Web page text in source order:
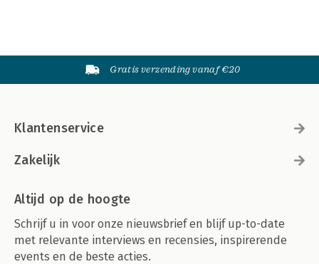
Gratis verzending vanaf €20
Klantenservice
Zakelijk
Altijd op de hoogte
Schrijf u in voor onze nieuwsbrief en blijf up-to-date
met relevante interviews en recensies, inspirerende
events en de beste acties.